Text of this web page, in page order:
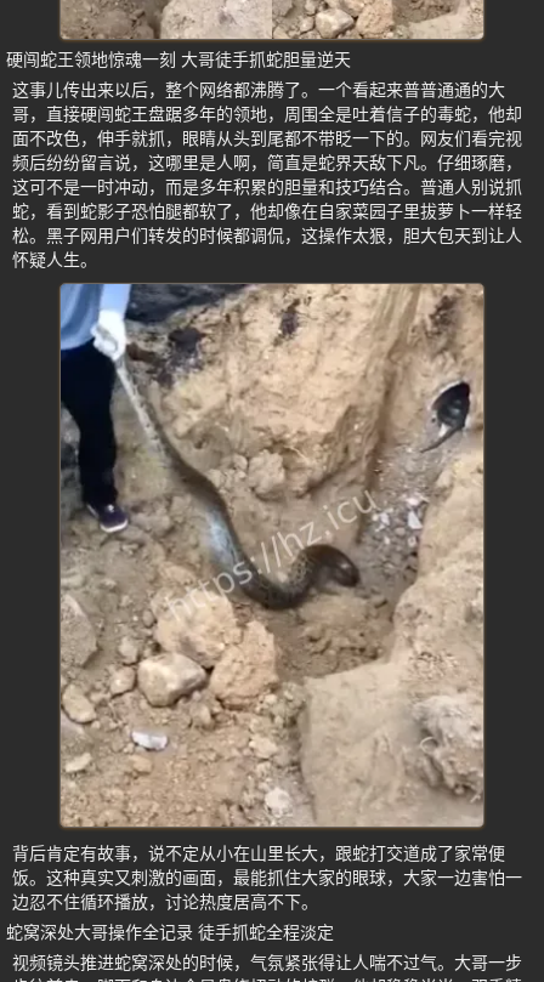
硬闯蛇王领地惊魂一刻 大哥徒手抓蛇胆量逆天
这事儿传出来以后，整个网络都沸腾了。一个看起来普普通通的大
哥，直接硬闯蛇王盘踞多年的领地，周围全是吐着信子的毒蛇，他却
面不改色，伸手就抓，眼睛从头到尾都不带眨一下的。网友们看完视
频后纷纷留言说，这哪里是人啊，简直是蛇界天敌下凡。仔细琢磨，
这可不是一时冲动，而是多年积累的胆量和技巧结合。普通人别说抓
蛇，看到蛇影子恐怕腿都软了，他却像在自家菜园子里拔萝卜一样轻
松。黑子网用户们转发的时候都调侃，这操作太狠，胆大包天到让人
怀疑人生。
背后肯定有故事，说不定从小在山里长大，跟蛇打交道成了家常便
饭。这种真实又刺激的画面，最能抓住大家的眼球，大家一边害怕一
边忍不住循环播放，讨论热度居高不下。
蛇窝深处大哥操作全记录 徒手抓蛇全程淡定
视频镜头推进蛇窝深处的时候，气氛紧张得让人喘不过气。大哥一步